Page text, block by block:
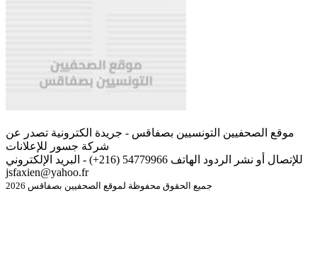
موقع الصحفيين التونسيين بصفاقس - جريدة الكترونية تصدر عن
شركة جسور للإعلانات
للإتصال أو نشر الردود الهاتف 54779966 (216+) - البريد الإلكتروني
jsfaxien@yahoo.fr
جميع الحقوق محفوظة لموقع الصحفيين بصفاقس 2026